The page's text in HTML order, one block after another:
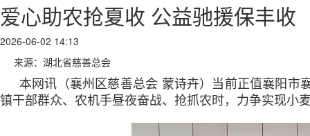
爱心助农抢夏收 公益驰援保丰收
2026-06-02 14:13
来源：湖北省慈善总会
本网讯（襄州区慈善总会 蒙诗卉）当前正值襄阳市
镇干部群众、农机手昼夜奋战、抢抓农时，力争实现小